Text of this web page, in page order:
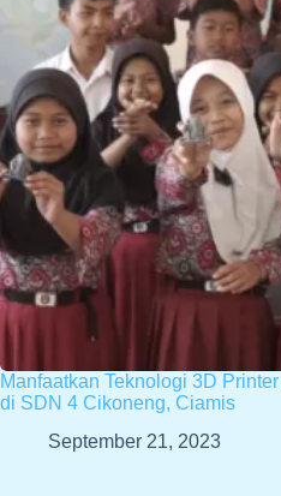
Manfaatkan Teknologi 3D
di SDN 4 Cikoneng, Ciamis
September 21, 2023